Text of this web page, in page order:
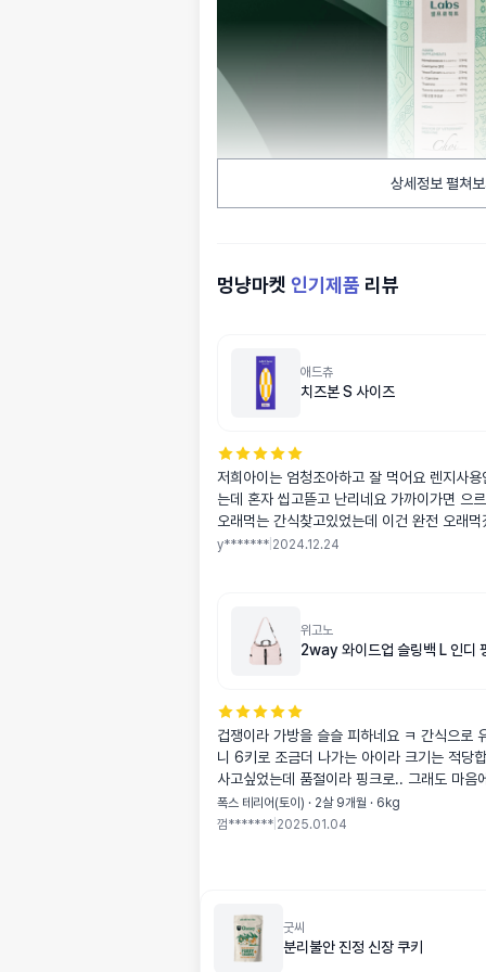
상세정보 펼쳐
멍냥마켓 인기제품 리뷰
애드츄
치즈본 S 사이즈
저희아이는 엄청조아하고 잘 먹어요 렌지사용
는데 혼자 씹고뜯고 난리네요 가까이가면 으
오래먹는 간식찾고있었는데 이건 완전 오래
피라냐 이빨이라 어떤간식이던5분컷 이었는
y******* 2024.12.24
위고노
2way 와이드업 슬링백 L 인디
겁쟁이라 가방을 슬슬 피하네요 ㅋ 간식으로
니 6키로 조금더 나가는 아이라 크기는 적당
사고싶었는데 품절이라 핑크로.. 그래도 마음
미가 들어보니 크긴큽니다 ㅎㅎ
폭스 테리어(토이) · 2살 9개월 · 6kg
껌******* 2025.01.04
굿씨
분리불안 진정 신장 쿠키